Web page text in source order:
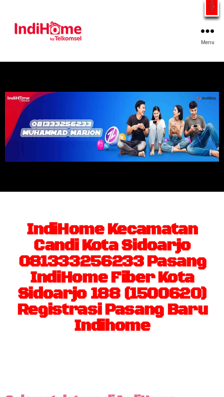
Gratis Pasang Dengan Bayar PDD2 | WiFi 200Rb an By
Menu
IndiHome Kecamatan
Candi Kota Sidoarjo
081333256233 Pasang
IndiHome Fiber Kota
Sidoarjo 188 (1500620)
Registrasi Pasang Baru
Indihome